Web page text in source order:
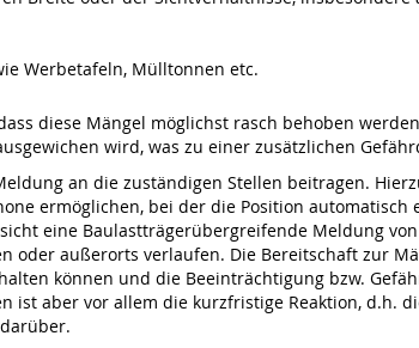
Werbetafeln, Mülltonnen etc.
diese Mängel möglichst rasch behoben
wird, was zu einer zusätzlichen
an die zuständigen Stellen beitragen.
ermöglichen, bei der die Position
eine Baulastträgerübergreifende Meldung
oder außerorts verlaufen. Die Bereitschaft zur
können und die Beeinträchtigung bzw.
ist aber vor allem die kurzfristige Reaktion, d.h.